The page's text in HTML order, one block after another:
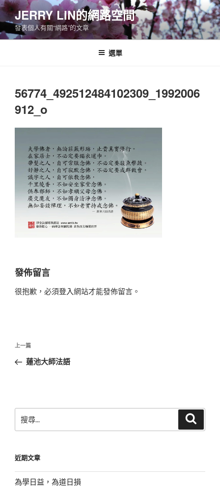
跳
至
主
要
JERRY LIN的網路空間
發表個人有關“網路”的文章
選單
56774_492512484102309_1992006
912_o
發佈留言
很抱歉，必須登入網站才能發佈留言。
文
導
上
一
上一篇
蓮池大師法語
尋
字:
近期文章
為學日益，為道日損